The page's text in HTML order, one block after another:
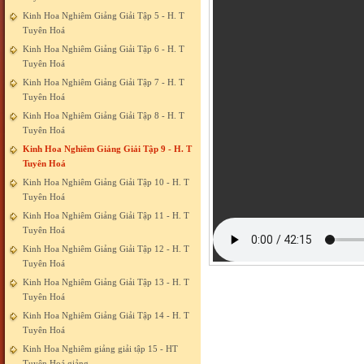
Kinh Hoa Nghiêm Giảng Giải Tập 5 - H. T
Tuyên Hoá
Kinh Hoa Nghiêm Giảng Giải Tập 6 - H. T
Tuyên Hoá
Kinh Hoa Nghiêm Giảng Giải Tập 7 - H. T
Tuyên Hoá
Kinh Hoa Nghiêm Giảng Giải Tập 8 - H. T
Tuyên Hoá
Kinh Hoa Nghiêm Giảng Giải Tập 9 - H. T
Tuyên Hoá
Kinh Hoa Nghiêm Giảng Giải Tập 10 - H. T
Tuyên Hoá
Kinh Hoa Nghiêm Giảng Giải Tập 11 - H. T
Tuyên Hoá
Kinh Hoa Nghiêm Giảng Giải Tập 12 - H. T
Tuyên Hoá
Kinh Hoa Nghiêm Giảng Giải Tập 13 - H. T
Tuyên Hoá
Kinh Hoa Nghiêm Giảng Giải Tập 14 - H. T
Tuyên Hoá
Kinh Hoa Nghiêm giảng giải tập 15 - HT